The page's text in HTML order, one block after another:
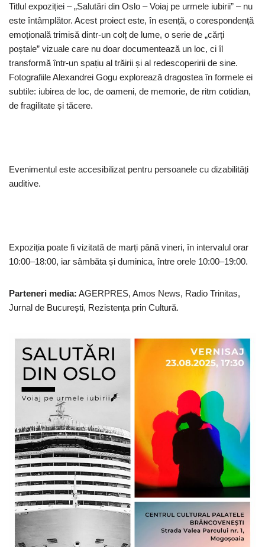
Titlul expoziției – „Salutări din Oslo – Voiaj pe urmele iubirii” – nu
este întâmplător. Acest proiect este, în esență, o corespondență
emoțională trimisă dintr-un colț de lume, o serie de „cărți
poștale” vizuale care nu doar documentează un loc, ci îl
transformă într-un spațiu al trăirii și al redescoperirii de sine.
Fotografiile Alexandrei Gogu explorează dragostea în formele ei
subtile: iubirea de loc, de oameni, de memorie, de ritm cotidian,
de fragilitate și tăcere.
Evenimentul este accesibilizat pentru persoanele cu dizabilități
auditive.
Expoziția poate fi vizitată de marți până vineri, în intervalul orar
10:00–18:00, iar sâmbăta și duminica, între orele 10:00–19:00.
Parteneri media: AGERPRES, Amos News, Radio Trinitas,
Jurnal de București, Rezistența prin Cultură.